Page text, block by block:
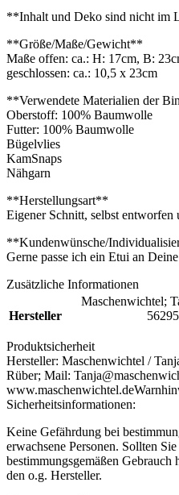
**Inhalt und Deko sind nicht im
**Größe/Maße/Gewicht**
Maße offen: ca.: H: 17cm, B:
geschlossen: ca.: 10,5 x 23cm
**Verwendete Materialien der
Oberstoff: 100% Baumwolle
Futter: 100% Baumwolle
Bügelvlies
KamSnaps
Nähgarn
**Herstellungsart**
Eigener Schnitt, selbst entworfen
**Kundenwünsche/
Gerne passe ich ein Etui an
Zusätzliche Informationen
Hersteller
Maschenwichtel;
Produktsicherheit
Hersteller: Maschenwichtel /
Rüber; Mail:
www.maschenwichtel.de
Sicherheitsinformationen:
Keine Gefährdung bei
erwachsene Personen. Sollten
bestimmungsgemäßen Gebrauch
den o.g. Hersteller.